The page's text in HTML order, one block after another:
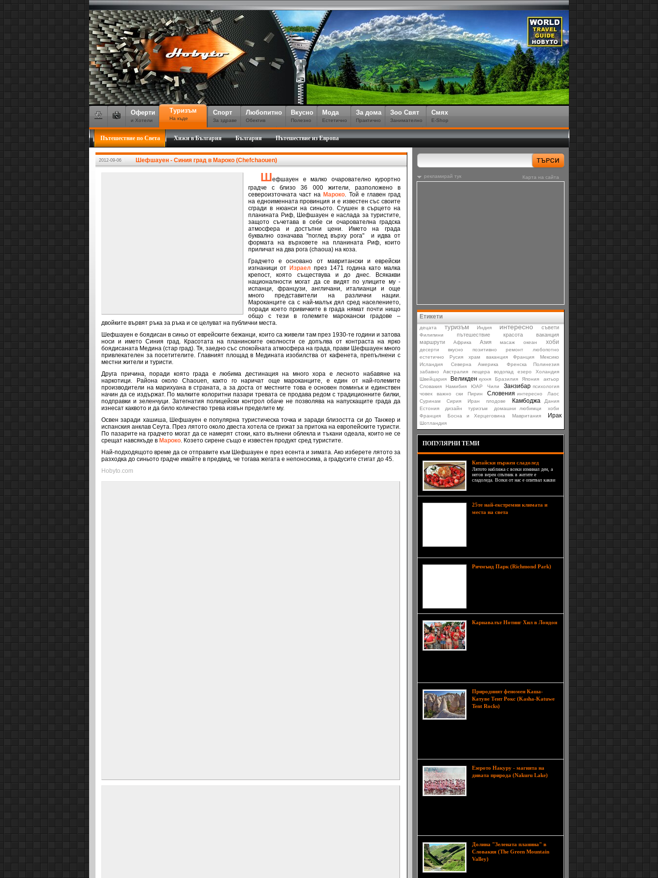
Оферти
и Хотели
Туризъм
На къде
Спорт
За здраве
Любопитно
Обектив
Вкусно
Полезно
Мода
Естетично
За дома
Практично
Зоо Свят
Занимателно
Смях
E-Shop
Пътешествие по Света Хижи в България България Пътешествие из Европа
2012-09-06 Шефшауен - Синия град в Мароко (Chefchaouen)
Шефшауен е малко очарователно курортно
градче с близо 36 000 жители, разположено в
североизточната част на Мароко. Той е главен град
на едноименната провинция и е известен със своите
сгради в нюанси на синьото. Сгушен в сърцето на
планината Риф, Шефшауен е наслада за туристите,
защото съчетава в себе си очарователна градска
атмосфера и достъпни цени.
Името на града
буквално означава "поглед върху рога"
и идва от
формата на върховете на планината Риф, които
приличат на два рога (chaoua) на коза.
Градчето е основано
от мавритански и еврейски
изгнаници от Израел през 1471 година като малка
крепост, която съществува и до днес. Всякакви
националности могат да се видят по улиците му -
испанци, французи, англичани, италианци и още
много представители на различни нации.
Мароканците са с най-малък дял сред населението,
поради което привичките в града нямат почти нищо
общо с тези в големите марокански градове –
двойките вървят ръка за ръка и се целуват на публични места.
Шефшауен е боядисан в синьо от еврейските бежанци, които са живели там през 1930-те години и затова
носи и името Синия град. Красотата на планинските околности се допълва от контраста на ярко
боядисаната Медина (стар град). Тя, заедно със спокойната атмосфера на града, прави Шефшауен много
привлекателен за посетителите. Главният площад в Медината изобилства от кафенета, препълнени с
местни жители и туристи.
Друга причина, поради която града е любима дестинация на много хора е лесното набавяне на
наркотици. Района около Chaouen, както го наричат още мароканците,
е един от най-големите
производители на марихуана в страната, а за доста от местните това е основен поминък и единствен
начин да се издържат. По малките колоритни пазари тревата се продава редом с традиционните билки,
подправки и зеленчуци. Затегнатия полицейски контрол обаче не позволява на напускащите града да
изнесат каквото и да било количество трева извън пределите му.
Освен заради хашиша, Шефшауен е популярна туристическа точка и заради близостта си до Танжер и
испанския анклав Сеута. През лятото около двеста хотела се грижат за притока на европейските туристи.
По пазарите на градчето могат да се намерят стоки, като вълнени облекла и тъкани одеала, които не се
срещат навсякъде в Мароко. Козето сирене също е известен продукт сред туристите.
Най-подходящото време да се отправите към Шефшауен е през есента и зимата. Ако изберете лятото за
разходка до синьото градче имайте в предвид, че тогава жегата е непоносима, а градусите стигат до 45.
Hobyto.com
Карта на сайта
рекламирай тук
Етикети
децата туризъм Индия интересно съвети
Филипини пътешествие красота
ваканция
маршрути
Африка Азия масаж океан хоби
десерти вкусно позитивно ремонт
любопотно
естетично
Русия храм ваканция Франция
Мексико
Исландия
Северна Америка
Френска Полинезия
забавно
Австралия пещера водопад езеро
Холандия
Швейцария
Великден кухня Бразилия Япония
актьор
Словакия
Намибия ЮАР Чили Занзибар психология
човек
важно ски Пирин Словенияинтересно
Лаос
Суринам
Сирия Иран плодове Камбоджа
Дания
Естония
дизайн туризъм домашни любимци
хоби
Франция
Босна и Херцеговина Мавритания Ирак
Шотландия
ПОПУЛЯРНИ ТЕМИ
Китайски пържен сладолед
Лятото наближа с всеки изминал ден, а
негов верен спътник в жегите е
сладоледа. Всеки от нас е опитвал какви
различна рецепта, която се предлага в
25те най-екстремни климата и
места на света
Ричмънд Парк (Richmond Park)В
Карнавалът Нотинг Хил в Лондон
Природният феномен Каша-
Катуве Тент Рокс (Kasha-Katuwe
Tent Rocks)Каша-Катуве Тент
Езерото Накуру - магията на
дивата природа (Nakuru Lake)
Долина "Зелената планина" в
Словакия (The Green Mountain
Valley)Спиращата дъха гледка към